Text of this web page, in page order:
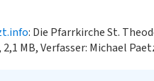
: Die Pfarrkirche St.
MB, Verfasser: Michael